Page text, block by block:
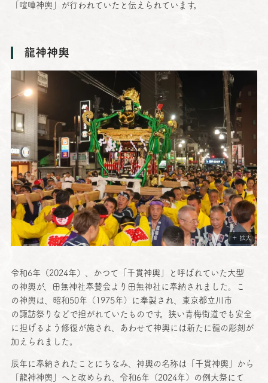
喧嘩神輿」が行われていたと伝えられています。
龍神神輿
＋ 拡大
令和6年（2024年）、かつて「 千貫神輿」と呼ばれていた大型
の神輿が、 田無神社奉賛会より 田無神社 に 奉納 されました。こ
の神輿は、 昭和50年（1975年）に 奉製 され、
東京都立川市
の諏訪祭りなどで担がれていたものです。狭い青梅街道 でも 安全
に担げるよう 修復 が施され、あわせて神輿には新たに龍の彫刻 が
加えられました。
辰年 に 奉納 されたことにちなみ、 神輿の名称は「 千貫神輿」から
龍神神輿」へと改められ、 令和6年（2024年）の例大祭にて